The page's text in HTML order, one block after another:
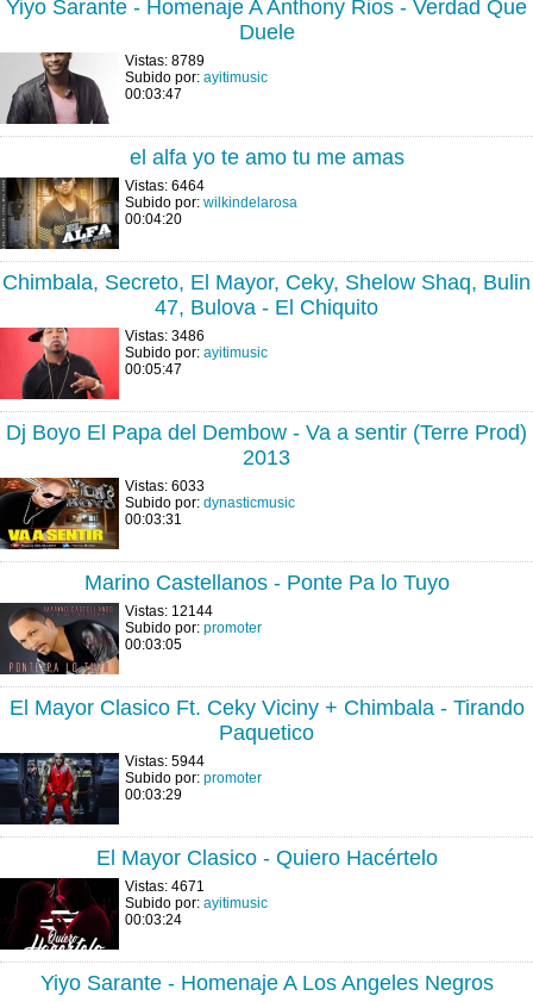
Yiyo Sarante - Homenaje A Anthony Rios - Verdad Que
Duele
Vistas: 8789
Subido por: ayitimusic
00:03:47
el alfa yo te amo tu me amas
Vistas: 6464
Subido por: wilkindelarosa
00:04:20
Chimbala, Secreto, El Mayor, Ceky, Shelow Shaq, Bulin
47, Bulova - El Chiquito
Vistas: 3486
Subido por: ayitimusic
00:05:47
Dj Boyo El Papa del Dembow - Va a sentir (Terre Prod)
2013
Vistas: 6033
Subido por: dynasticmusic
00:03:31
Marino Castellanos - Ponte Pa lo Tuyo
Vistas: 12144
Subido por: promoter
00:03:05
El Mayor Clasico Ft. Ceky Viciny + Chimbala - Tirando
Paquetico
Vistas: 5944
Subido por: promoter
00:03:29
El Mayor Clasico - Quiero Hacértelo
Vistas: 4671
Subido por: ayitimusic
00:03:24
Yiyo Sarante - Homenaje A Los Angeles Negros